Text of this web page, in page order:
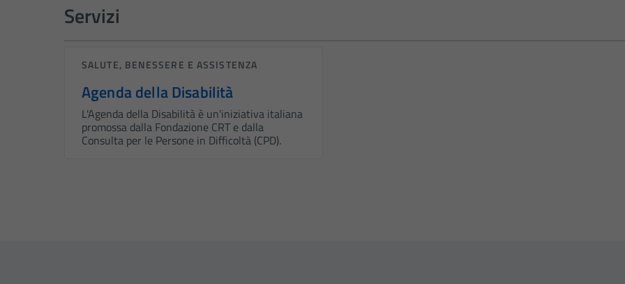
Servizi
SALUTE, BENESSERE E ASSISTENZA
Agenda della Disabilità
L'Agenda della Disabilità è un'iniziativa italiana
promossa dalla Fondazione CRT e dalla
Consulta per le Persone in Difficoltà (CPD).